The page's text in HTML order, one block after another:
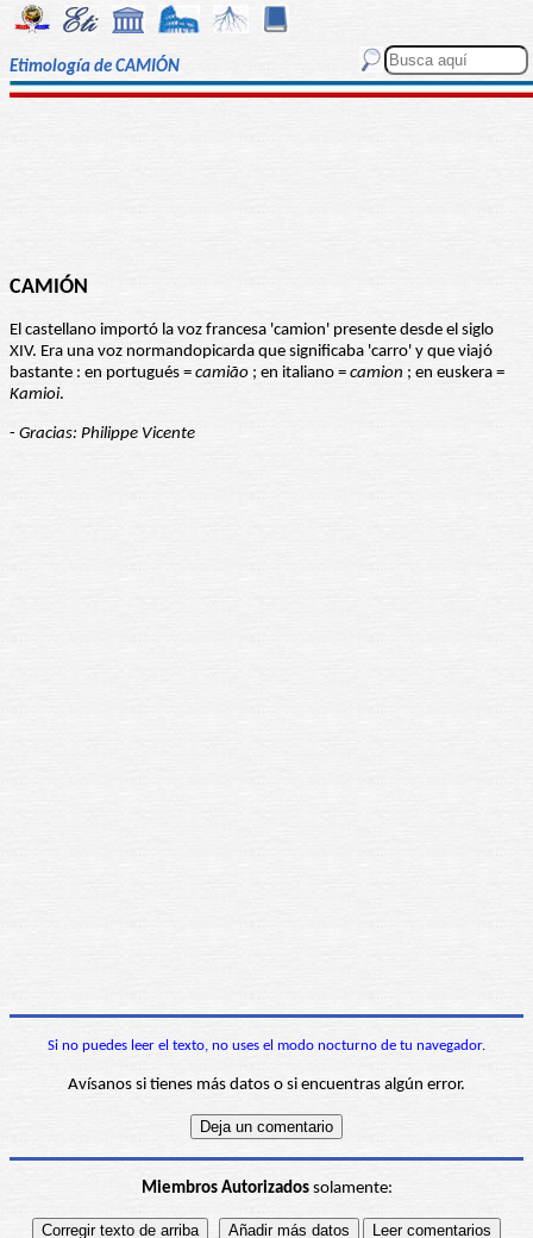
Etimología de CAMIÓN
CAMIÓN
El castellano importó la voz francesa 'camion' presente desde el siglo
XIV. Era una voz normandopicarda que significaba 'carro' y que viajó
bastante : en portugués = camião ; en italiano = camion ; en euskera =
Kamioi.
- Gracias: Philippe Vicente
Si no puedes leer el texto, no uses el modo nocturno de tu navegador.
Avísanos si tienes más datos o si encuentras algún error.
Miembros Autorizadossolamente: